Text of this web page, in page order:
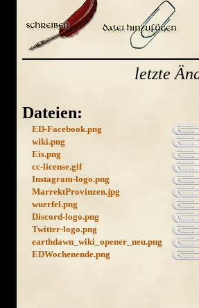
letzte
Dateien:
ED-Facebook.png
wiki.png
Eis.png
cc-license.gif
Instagram-logo.png
MarrektProvinzen.jpg
wuerfel.png
Discord-logo.png
Twitter-logo.png
earthdawn_wiki_opener_neu.png
EDWochenende.png